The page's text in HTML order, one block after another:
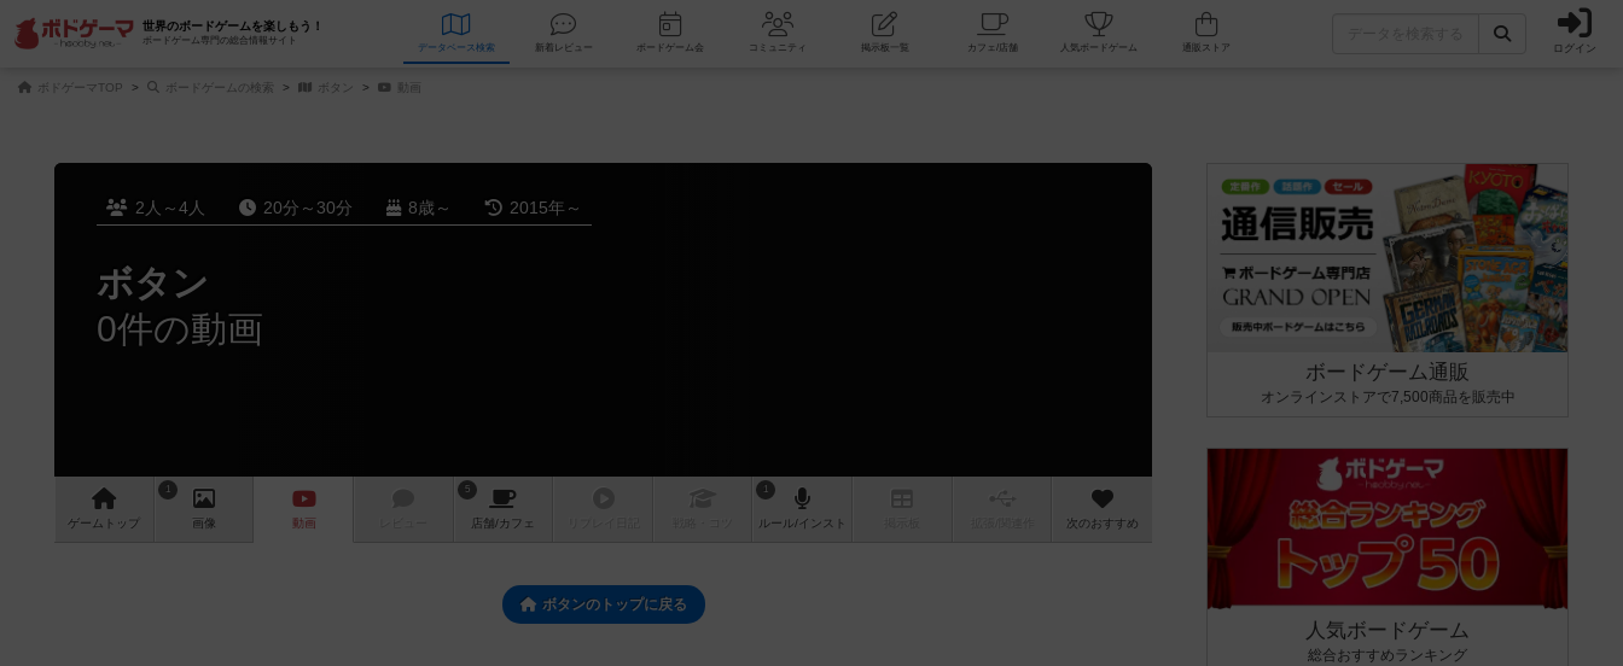
世界のボードゲームを楽しもう！
ボードゲーム専門の総合情報サイト
データベース 検索 新着レビュー ボードゲーム会 コミュニティ 掲示板一覧 カフェ/店舗 人気ボードゲーム ログイン
ボドゲーマTOP ボードゲームの検索 ボタン 動画
2人～4人 20分～30分 8歳～ 2015年～
ボタン
0件の動画
ゲーム トップ
1
画像 動画
5
店舗/カフェ
1
ルール/インスト 次のおすすめ
ボタンのトップに戻る
ボードゲーム通販
オンラインストアで7,500商品を販売中
人気ボードゲーム
総合おすすめランキング